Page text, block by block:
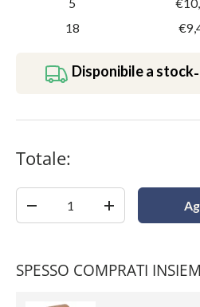
18
Disponibile a stock-
Totale:
+
SPESSO COMPRATI